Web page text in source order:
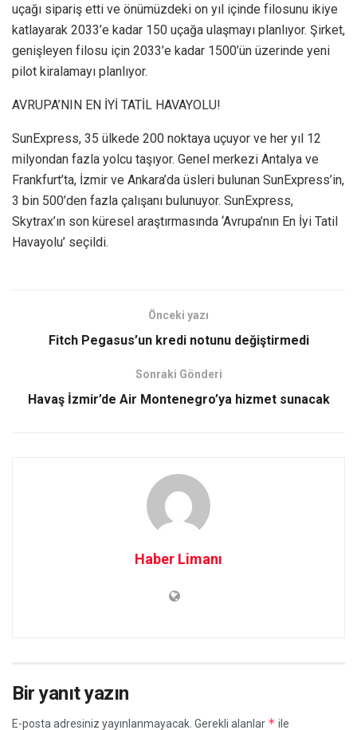
uçağı sipariş etti ve önümüzdeki on yıl içinde filosunu ikiye
katlayarak 2033’e kadar 150 uçağa ulaşmayı planlıyor. Şirket,
genişleyen filosu için 2033’e kadar 1500’ün üzerinde yeni
pilot kiralamayı planlıyor.
AVRUPA’NIN EN İYİ TATİL HAVAYOLU!
SunExpress, 35 ülkede 200 noktaya uçuyor ve her yıl 12
milyondan fazla yolcu taşıyor. Genel merkezi Antalya ve
Frankfurt’ta, İzmir ve Ankara’da üsleri bulunan SunExpress’in,
3 bin 500’den fazla çalışanı bulunuyor. SunExpress,
Skytrax’ın son küresel araştırmasında ‘Avrupa’nın En İyi Tatil
Havayolu’ seçildi.
Önceki yazı
Fitch Pegasus’un kredi notunu değiştirmedi
Sonraki Gönderi
Havaş İzmir’de Air Montenegro’ya hizmet sunacak
Haber Limanı
Bir yanıt yazın
E-posta adresiniz yayınlanmayacak. Gerekli alanlar * ile